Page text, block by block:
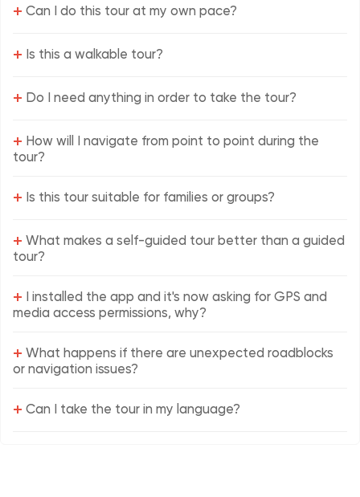
+ Can I do this tour at my own pace?
+ Is this a walkable tour?
+ Do I need anything in order to take the tour?
+ How will I navigate from point to point during the
tour?
+ Is this tour suitable for families or groups?
+ What makes a self-guided tour better than a guided
tour?
+ I installed the app and it's now asking for GPS and
media access permissions, why?
+ What happens if there are unexpected roadblocks
or navigation issues?
+ Can I take the tour in my language?